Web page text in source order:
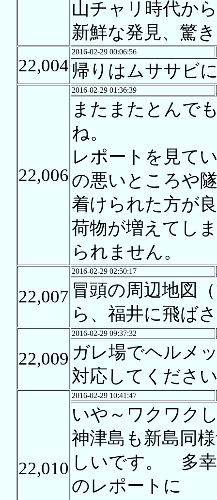
山チャリ時代か
新鮮な発見、驚
22,004
2016-02-29 00:06:56
帰りはムササビ
22,006
2016-02-29 01:36:39
またまたとんで
ね。
レポートを見て
の悪いところや
着けられた方が
荷物が増えてし
られません。
22,007
2016-02-29 02:50:17
冒頭の周辺地図
ら、福井に飛ば
22,009
2016-02-29 09:37:32
ガレ場でヘルメ
対応してくださ
22,010
2016-02-29 10:41:47
いや～ワクワク
神津島も新島同
しいです。 多
のレポートに